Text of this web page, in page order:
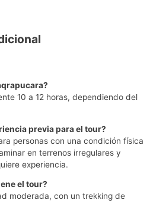
10 a 12 horas, dependiendo del
previa para el tour?
personas con una condición física
en terrenos irregulares y
experiencia.
el tour?
moderada, con un trekking de